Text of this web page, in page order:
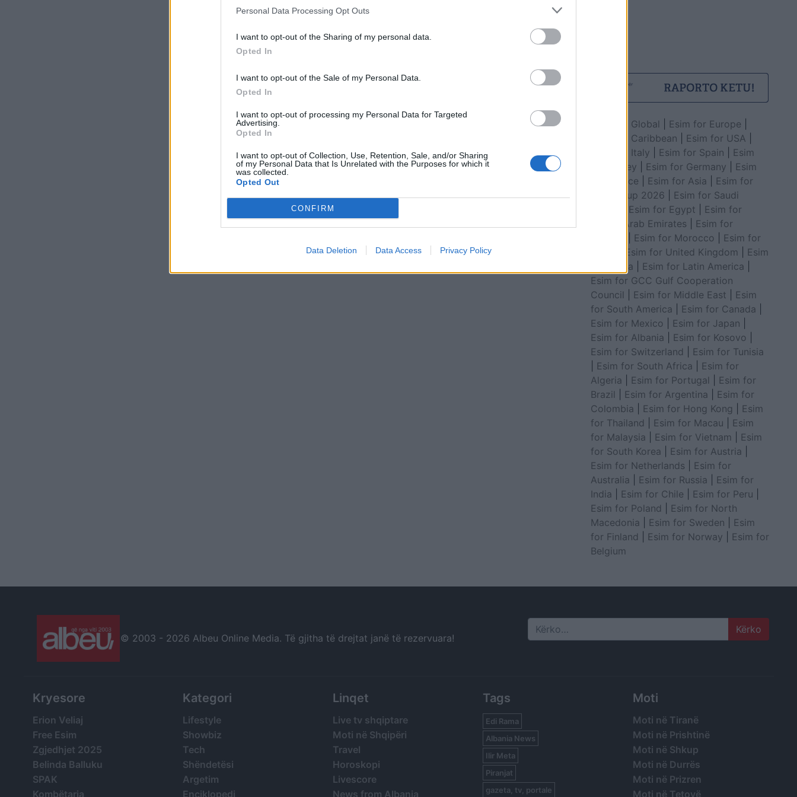
Personal Data Processing Opt Outs
I want to opt-out of the Sharing of my personal data.
Opted In
I want to opt-out of the Sale of my Personal Data.
Opted In
I want to opt-out of processing my Personal Data for Targeted
Advertising.
Opted In
I want to opt-out of Collection, Use, Retention, Sale, and/or Sharing
of my Personal Data that Is Unrelated with the Purposes for which it
was collected.
Opted Out
CONFIRM
Data Deletion Data Access Privacy Policy
Esim for Global Esim for Europe
Esim for Caribbean
Esim for USA
Esim for Italy
Esim for Spain
Esim
for Turkey
Esim for Germany
Esim
for Greece
Esim for Asia
Esim for
World Cup 2026
Esim for Saudi
Esim for Egypt
Esim for
United Arab Emirates
Esim for
Esim for Morocco
Esim for
Esim for United Kingdom
Esim
for Africa
Esim for Latin America
Esim for GCC Gulf Cooperation
Council
Esim for Middle East
Esim
for South America
Esim for Canada
Esim for Mexico
Esim for Japan
Esim for Albania
Esim for Kosovo
Esim for Switzerland
Esim for Tunisia
Esim for South Africa
Esim for
Algeria
Esim for Portugal
Esim for
Brazil
Esim for Argentina
Esim for
Colombia
Esim for Hong Kong
Esim
for Thailand
Esim for Macau
Esim
for Malaysia
Esim for Vietnam
Esim
for South Korea
Esim for Austria
Esim for Netherlands
Esim for
Australia
Esim for Russia
Esim for
India
Esim for Chile Esim for Peru
Esim for Poland
Esim for North
Macedonia
Esim for Sweden
Esim
for Finland
Esim for Norway
Esim for
Belgium
© 2003 - 2026 Albeu Online Media. Të gjitha të drejtat janë të rezervuara! Search
Kryesore
Erion Veliaj
Free Esim
Zgjedhjet 2025
Belinda Balluku
SPAK
Kombëtarja
Kategori
Lifestyle
Showbiz
Tech
Shëndetësi
Argetim
Enciklopedi
Linqet
Live tv shqiptare
Moti në Shqipëri
Travel
Horoskopi
Livescore
News from Albania
Tags
Edi Rama
Albania News
Ilir Meta
Piranjat
gazeta, tv, portale
Moti
Moti në Tiranë
Moti në Prishtinë
Moti në Shkup
Moti në Durrës
Moti në Prizren
Moti në Tetovë